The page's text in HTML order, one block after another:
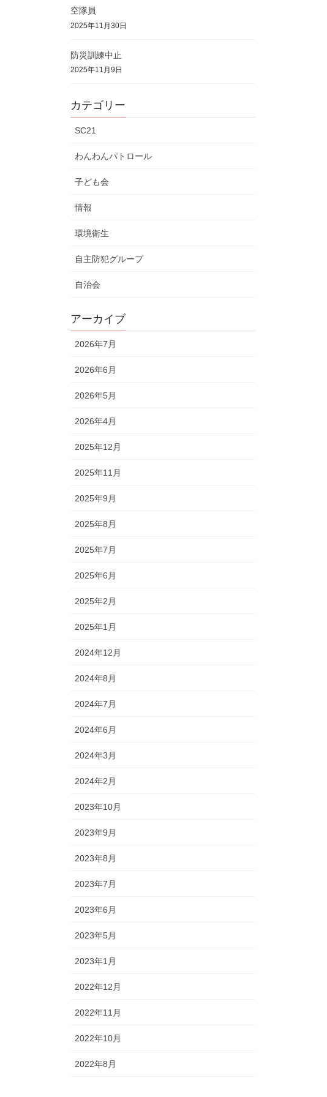
空隊員
2025年11月30日
防災訓練中止
2025年11月9日
カテゴリー
SC21
わんわんパトロール
子ども会
情報
環境衛生
自主防犯グループ
自治会
アーカイブ
2026年7月
2026年6月
2026年5月
2026年4月
2025年12月
2025年11月
2025年9月
2025年8月
2025年7月
2025年6月
2025年2月
2025年1月
2024年12月
2024年8月
2024年7月
2024年6月
2024年3月
2024年2月
2023年10月
2023年9月
2023年8月
2023年7月
2023年6月
2023年5月
2023年1月
2022年12月
2022年11月
2022年10月
2022年8月